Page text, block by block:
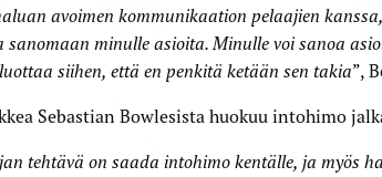
avoimen kommunikaation pelaajien
sanomaan minulle asioita. Minulle voi sanoa
siihen, että en penkitä ketään sen takia”,
Sebastian Bowlesista huokuu intohimo
tehtävä on saada intohimo kentälle, ja myös